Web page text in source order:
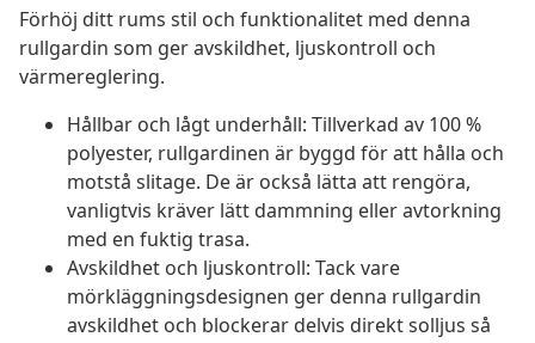
Förhöj ditt rums stil och funktionalitet med denna
rullgardin som ger avskildhet, ljuskontroll och
värmereglering.
Hållbar och lågt underhåll: Tillverkad av 100 %
polyester, rullgardinen är byggd för att hålla och
motstå slitage. De är också lätta att rengöra,
vanligtvis kräver lätt dammning eller avtorkning
med en fuktig trasa.
Avskildhet och ljuskontroll: Tack vare
mörkläggningsdesignen ger denna rullgardin
avskildhet och blockerar delvis direkt solljus så